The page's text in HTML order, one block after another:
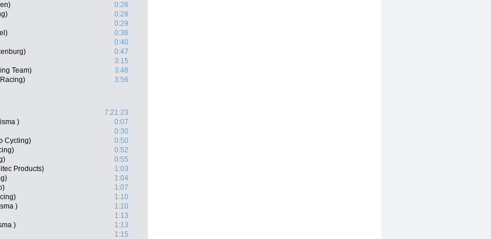
0:26
0:28
0:29
0:36
0:40
0:47
3:15
Team)
3:48
3:56
7:21:23
)
0:07
0:30
Cycling)
0:50
0:52
0:55
Products)
1:03
1:04
1:07
1:10
)
1:10
1:13
)
1:13
1:15